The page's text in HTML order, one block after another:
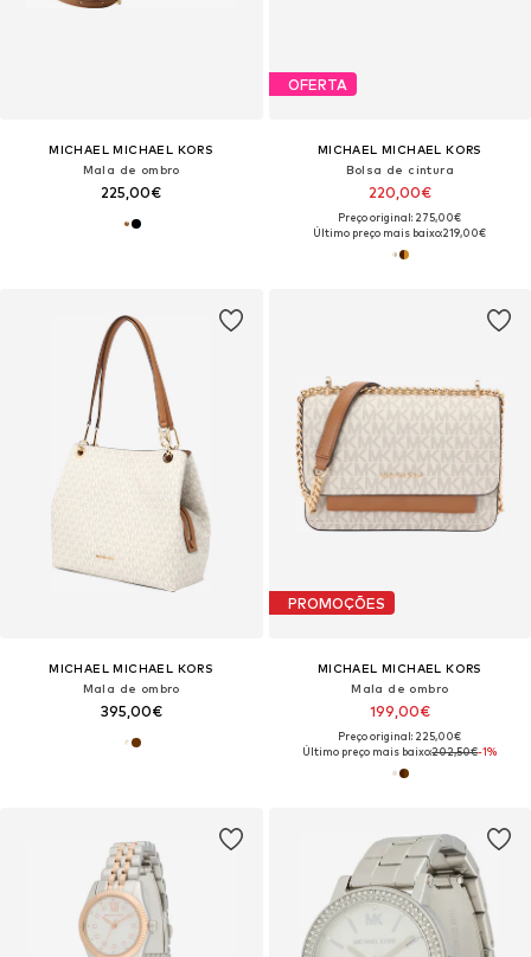
MICHAEL MICHAEL KORS
Mala de ombro
225,00€
OFERTA
MICHAEL MICHAEL KORS
Bolsa de cintura
220,00€
Preço original: 275,00€
Último preço mais baixo:219,00€
MICHAEL MICHAEL KORS
Mala de ombro
395,00€
PROMOÇÕES
MICHAEL MICHAEL KORS
Mala de ombro
199,00€
Preço original: 225,00€
Último preço mais baixo:202,50€-1%